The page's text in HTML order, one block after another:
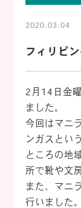
2020.03.04
フィリピ
2月14日金
ました。
今回はマニ
ンガスとい
ところの地
所で靴や文
また、マニ
行いました。